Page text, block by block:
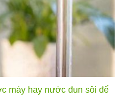
máy hay nước đun sôi để